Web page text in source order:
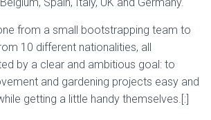
from a small bootstrapping team to
10 different nationalities, all
by a clear and ambitious goal: to
and gardening projects easy and
getting a little handy themselves.[:]